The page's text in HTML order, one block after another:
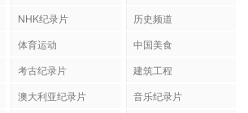
NHK纪录片
历史频道
体育运动
中国美食
考古纪录片
建筑工程
澳大利亚纪录片
音乐纪录片